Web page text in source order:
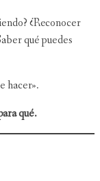
¿Reconocer
qué puedes
hacer».
qué.